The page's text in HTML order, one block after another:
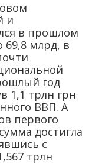
и
в прошлом
69,8 млрд, в
год
1,1 трлн грн
ВВП. А
первого
достигла
с
трлн